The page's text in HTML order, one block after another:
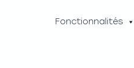
Fonctionnalités